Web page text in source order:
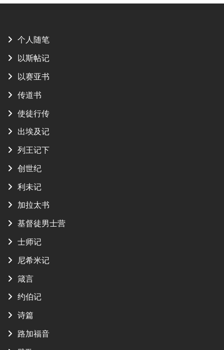
个人随笔
以斯帖记
以赛亚书
传道书
使徒行传
出埃及记
列王记下
创世纪
利未记
加拉太书
基督徒男士营
士师记
尼希米记
箴言
约伯记
诗篇
路加福音